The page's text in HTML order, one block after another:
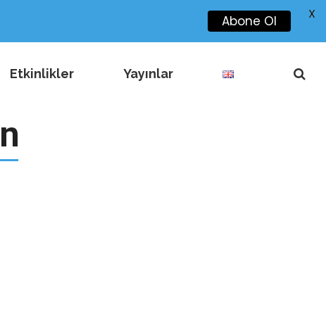
Etkinlikler Yayınlar
Abone Ol X